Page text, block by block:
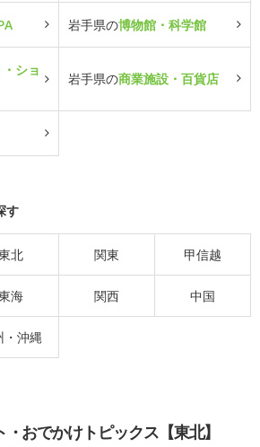
岩手県の博物館・科学館
ショ
岩手県の商業施設・百貨店
す
北 関東 甲信越
海 関西 中国
・沖縄
・おでかけトピックス【東北】